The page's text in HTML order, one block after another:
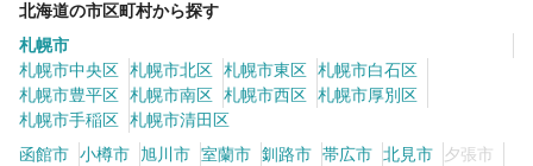
北海道の市区町村から探す
札幌市
札幌市中央区 札幌市北区 札幌市東区 札幌市白石区
札幌市豊平区 札幌市南区 札幌市西区 札幌市厚別区
札幌市手稲区 札幌市清田区
函館市 小樽市 旭川市 室蘭市 釧路市 帯広市 北見市
夕張市